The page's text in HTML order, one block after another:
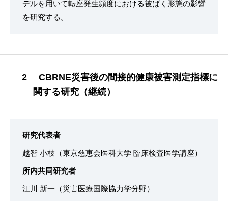
デルを用いて転座発生頻度における被ばく形態の影響
を研究する。
2 CBRNE災害後の間接的健康被害測定指標に
関する研究（継続）
研究代表者
越智 小枝（東京慈恵会医科大学 臨床検査医学講座）
所内共同研究者
江川 新一（災害医療国際協力学分野）